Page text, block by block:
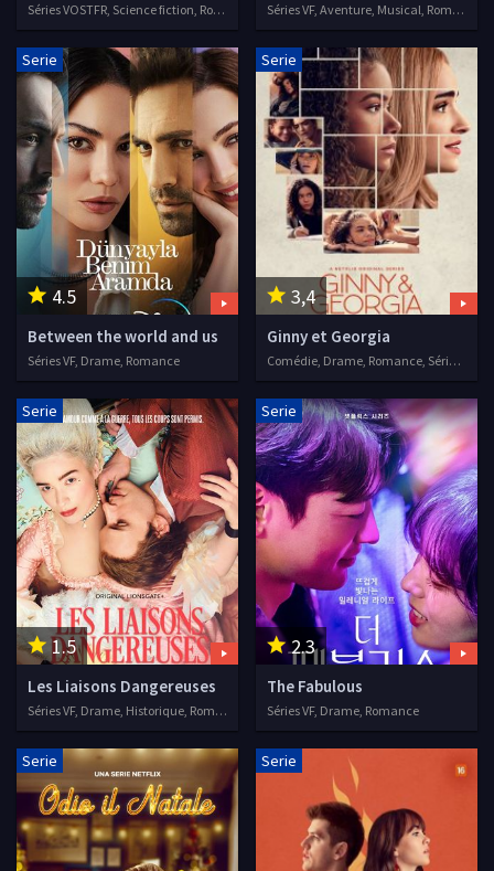
Séries VOSTFR, Science fiction, Romance Séries VF, Aventure, Musical, Romance
4.5
Serie
Between the world and us
Séries VF, Drame, Romance
3,4
Serie
Ginny et Georgia
Comédie, Drame, Romance, Séries VF, 2021
1.5
Serie
Les Liaisons Dangereuses
Séries VF, Drame, Historique, Romance
2.3
Serie
The Fabulous
Séries VF, Drame, Romance
Serie Serie